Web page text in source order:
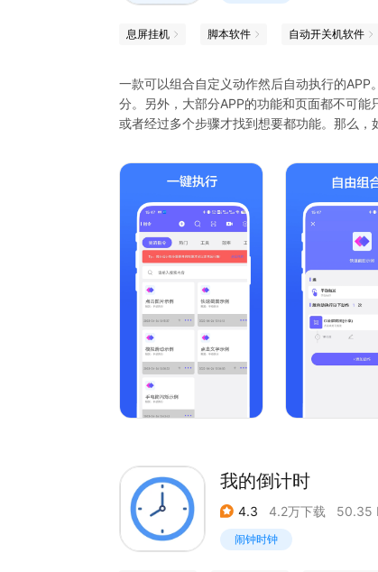
息屏挂机 脚本软件 自动开关机软件
一款可以组合自定义动作然后自动执行的
分。另外，大部分APP的功能和页面都不可
或者经过多个步骤才找到想要都功能。那么
我的倒计时
4.3 4.2万下载 50.35
闹钟时钟